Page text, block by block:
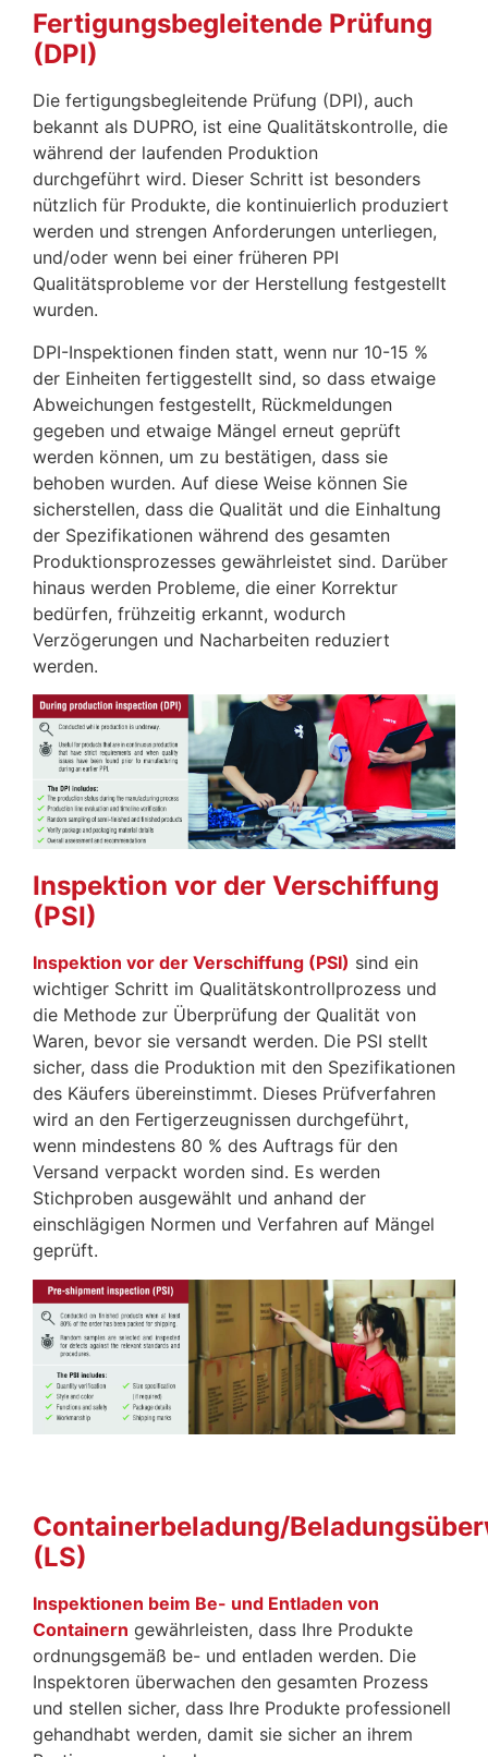
Fertigungsbegleitende Prüfung
(DPI)
Die fertigungsbegleitende Prüfung (DPI), auch
bekannt als DUPRO, ist eine Qualitätskontrolle, die
während der laufenden Produktion
durchgeführt wird. Dieser Schritt ist besonders
nützlich für Produkte, die kontinuierlich produziert
werden und strengen Anforderungen unterliegen,
und/oder wenn bei einer früheren PPI
Qualitätsprobleme vor der Herstellung festgestellt
wurden.
DPI-Inspektionen finden statt, wenn nur 10-15 %
der Einheiten fertiggestellt sind, so dass etwaige
Abweichungen festgestellt, Rückmeldungen
gegeben und etwaige Mängel erneut geprüft
werden können, um zu bestätigen, dass sie
behoben wurden. Auf diese Weise können Sie
sicherstellen, dass die Qualität und die Einhaltung
der Spezifikationen während des gesamten
Produktionsprozesses gewährleistet sind. Darüber
hinaus werden Probleme, die einer Korrektur
bedürfen, frühzeitig erkannt, wodurch
Verzögerungen und Nacharbeiten reduziert
werden.
Inspektion vor der Verschiffung
(PSI)
Inspektion vor der Verschiffung (PSI) sind ein
wichtiger Schritt im Qualitätskontrollprozess und
die Methode zur Überprüfung der Qualität von
Waren, bevor sie versandt werden. Die PSI stellt
sicher, dass die Produktion mit den Spezifikationen
des Käufers übereinstimmt. Dieses Prüfverfahren
wird an den Fertigerzeugnissen durchgeführt,
wenn mindestens 80 % des Auftrags für den
Versand verpackt worden sind. Es werden
Stichproben ausgewählt und anhand der
einschlägigen Normen und Verfahren auf Mängel
geprüft.
Containerbeladung/
(LS)
Inspektionen beim Be- und Entladen von
Containern gewährleisten, dass Ihre Produkte
ordnungsgemäß be- und entladen werden. Die
Inspektoren überwachen den gesamten Prozess
und stellen sicher, dass Ihre Produkte professionell
gehandhabt werden, damit sie sicher an ihrem